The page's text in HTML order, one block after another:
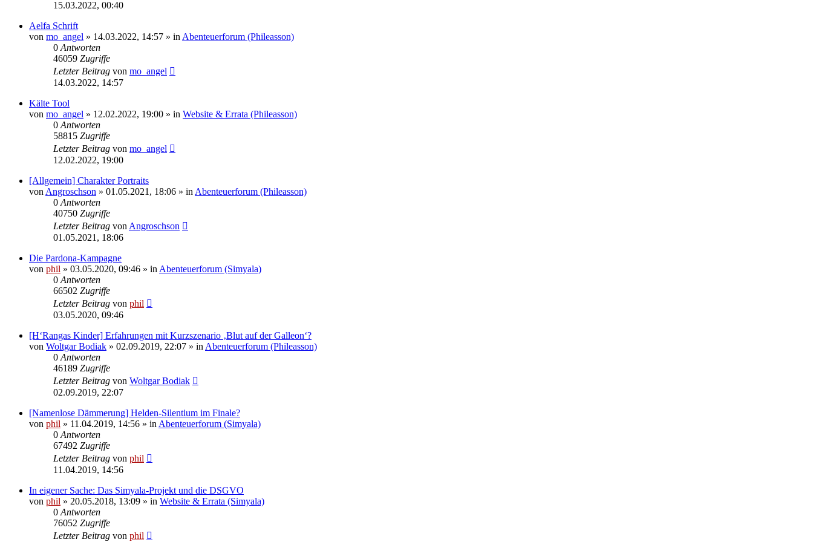
15.03.2022, 00:40
Aelfa Schrift
von mo_angel » 14.03.2022, 14:57 » in Abenteuerforum (Phileasson)
0 Antworten
46059 Zugriffe
Letzter Beitrag von mo_angel
14.03.2022, 14:57
Kälte Tool
von mo_angel » 12.02.2022, 19:00 » in Website & Errata (Phileasson)
0 Antworten
58815 Zugriffe
Letzter Beitrag von mo_angel
12.02.2022, 19:00
[Allgemein] Charakter Portraits
von Angroschson » 01.05.2021, 18:06 » in Abenteuerforum (Phileasson)
0 Antworten
40750 Zugriffe
Letzter Beitrag von Angroschson
01.05.2021, 18:06
Die Pardona-Kampagne
von phil » 03.05.2020, 09:46 » in Abenteuerforum (Simyala)
0 Antworten
66502 Zugriffe
Letzter Beitrag von phil
03.05.2020, 09:46
[H‘Rangas Kinder] Erfahrungen mit Kurzszenario ‚Blut auf der Galleon‘?
von Woltgar Bodiak » 02.09.2019, 22:07 » in Abenteuerforum (Phileasson)
0 Antworten
46189 Zugriffe
Letzter Beitrag von Woltgar Bodiak
02.09.2019, 22:07
[Namenlose Dämmerung] Helden-Silentium im Finale?
von phil » 11.04.2019, 14:56 » in Abenteuerforum (Simyala)
0 Antworten
67492 Zugriffe
Letzter Beitrag von phil
11.04.2019, 14:56
In eigener Sache: Das Simyala-Projekt und die DSGVO
von phil » 20.05.2018, 13:09 » in Website & Errata (Simyala)
0 Antworten
76052 Zugriffe
Letzter Beitrag von phil